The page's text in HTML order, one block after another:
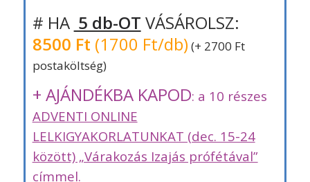
# HA 5 db-OT VÁSÁROLSZ:
8500 Ft (1700 Ft/db) (+ 2700 Ft
postaköltség)
+ AJÁNDÉKBA KAPOD: a 10 részes
ADVENTI ONLINE
LELKIGYAKORLATUNKAT (dec. 15-24
között) „Várakozás Izajás prófétával”
címmel.